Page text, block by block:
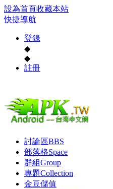
設為首頁收藏本站
快捷導航
登錄
◆
◆
註冊
討論區BBS
部落格Space
群組Group
專題Collection
金豆儲值